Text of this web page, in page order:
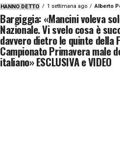
HANNO DETTO 1 settimana ago Alberto
Bargiggia: «Mancini voleva
Nazionale. Vi svelo cosa è
davvero dietro le quinte della
Campionato Primavera male
italiano» ESCLUSIVA e VIDEO